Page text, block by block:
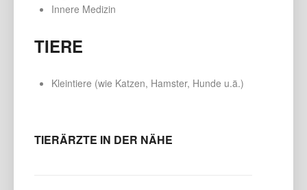
Innere Medizin
TIERE
Kleintiere (wie Katzen, Hamster, Hunde u.ä.)
TIERÄRZTE IN DER NÄHE